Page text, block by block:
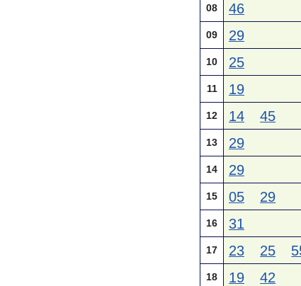
08 46
09 29
10 25
11 19
12 14 45
13 29
14 29
15 05 29
16 31
17 23 25
18 19 42